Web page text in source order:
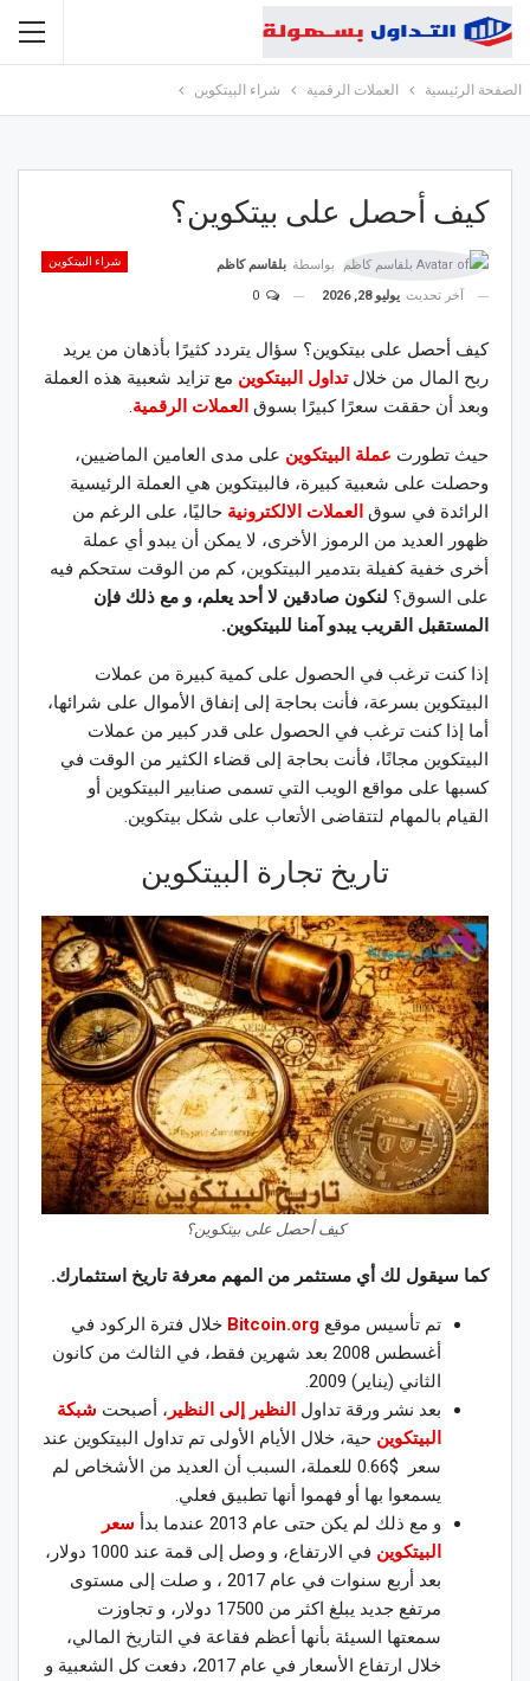
الصفحة الرئيسية العملات الرقمية شراء البيتكوين
كيف أحصل على بيتكوين؟
شراء البيتكوين بواسطة بلقاسم كاظم
آخر تحديث يوليو 28, 2026
كيف أحصل على بيتكوين؟ سؤال يتردد كثيرًا بأذهان من يريد
ربح المال من خلالتداول البيتكوين مع تزايد شعبية هذه العملة
وبعد أن حققت سعرًا كبيرًا بسوق العملات الرقمية.
حيث تطورت عملة البيتكوين على مدى العامين الماضيين،
وحصلت على شعبية كبيرة، فالبيتكوين هي العملة الرئيسية
الرائدة في سوق العملات الالكترونية حاليًا، على الرغم من
ظهور العديد من الرموز الأخرى، لا يمكن أن يبدو أي عملة
أخرى خفية كفيلة بتدمير البيتكوين، كم من الوقت ستحكم فيه
على السوق؟ لنكون صادقين لا أحد يعلم، و مع ذلك فإن
المستقبل القريب يبدو آمنا للبيتكوين.
إذا كنت ترغب في الحصول على كمية كبيرة من عملات
البيتكوين بسرعة، فأنت بحاجة إلى إنفاق الأموال على شرائها،
أما إذا كنت ترغب في الحصول على قدر كبير من عملات
البيتكوين مجانًا، فأنت بحاجة إلى قضاء الكثير من الوقت في
كسبها على مواقع الويب التي تسمى صنابير البيتكوين أو
القيام بالمهام لتتقاضى الأتعاب على شكل بيتكوين.
تاريخ تجارة البيتكوين
كيف أحصل على بيتكوين؟
كما سيقول لك أي مستثمر من المهم معرفة تاريخ استثمارك.
تم تأسيس موقع Bitcoin.org خلال فترة الركود في
أغسطس 2008 بعد شهرين فقط، في الثالث من كانون
الثاني (يناير) 2009.
بعد نشر ورقة تداول النظير إلى النظير ، أصبحت شبكة
البيتكوين حية، خلال الأيام الأولى تم تداول البيتكوين عند
سعر $0.66 للعملة، السبب أن العديد من الأشخاص لم
يسمعوا بها أو فهموا أنها تطبيق فعلي.
و مع ذلك لم يكن حتى عام 2013 عندما بدأ
سعر
البيتكوين
في الارتفاع، و وصل إلى قمة عند 1000 دولار،
بعد أربع سنوات في عام 2017 ، و صلت إلى مستوى
مرتفع جديد يبلغ اكثر من 17500 دولار، و تجاوزت
سمعتها السيئة بأنها أعظم فقاعة في التاريخ المالي،
خلال ارتفاع الأسعار في عام 2017، دفعت كل الشعبية و